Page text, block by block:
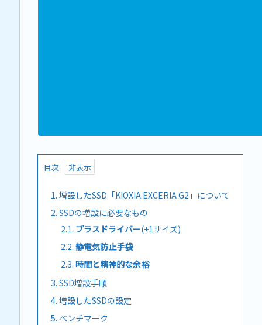
目次
1. 増設したSSD「KIOXIA EXCERIA G2」について
2. SSDの増設に必要なもの
2.1. プラスドライバー(+1サイズ)
2.2. 静電気防止手袋
2.3. 時間と精神的な余裕
3. SSD増設手順
4. 増設したSSDの設定
5. ベンチマーク